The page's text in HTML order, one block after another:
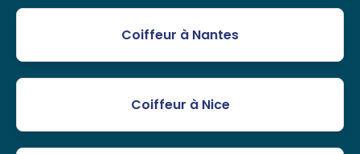
Coiffeur à Nantes
Coiffeur à Nice